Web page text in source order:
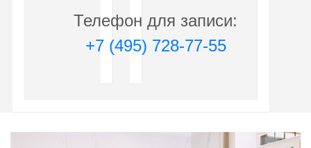
Лазерная коагуляция Вибим (Vbeam) Щеки
12 500 руб.
Телефон для записи:
+7 (495) 728-77-55